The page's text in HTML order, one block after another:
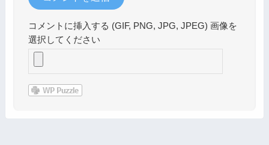
コメントに挿入する (GIF, PNG, JPG, JPEG) 画像を
選択してください